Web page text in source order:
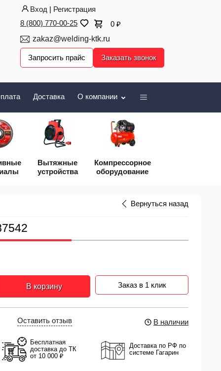
Вход | Регистрация
8 (800) 770-00-25
0 ₽
zakaz@welding-ktk.ru
Запросить прайс Заказать звонок
Доставка О компании
Вытяжные
устройства
Компрессорное
оборудование
Вернуться назад
В корзину Заказ в 1 клик
Оставить отзыв В наличии
Бесплатная
доставка до ТК
от 10 000 ₽
Доставка по РФ по
системе Гагарин